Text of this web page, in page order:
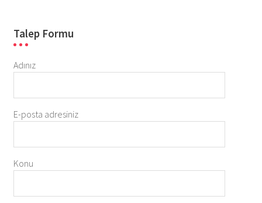
Talep Formu
Adınız
E-posta adresiniz
Konu